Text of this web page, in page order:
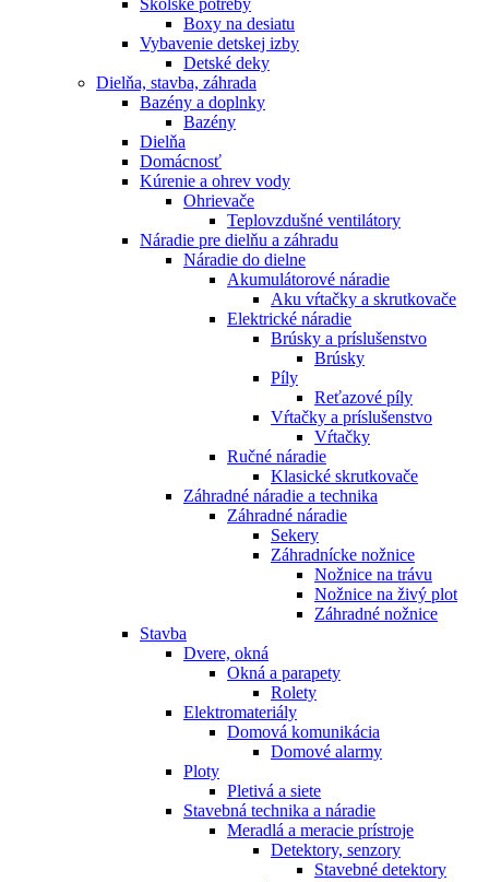
Školské potreby
Boxy na desiatu
Vybavenie detskej izby
Detské deky
Dielňa, stavba, záhrada
Bazény a doplnky
Bazény
Dielňa
Domácnosť
Kúrenie a ohrev vody
Ohrievače
Teplovzdušné ventilátory
Náradie pre dielňu a záhradu
Náradie do dielne
Akumulátorové náradie
Aku vŕtačky a skrutkovače
Elektrické náradie
Brúsky a príslušenstvo
Brúsky
Píly
Reťazové píly
Vŕtačky a príslušenstvo
Vŕtačky
Ručné náradie
Klasické skrutkovače
Záhradné náradie a technika
Záhradné náradie
Sekery
Záhradnícke nožnice
Nožnice na trávu
Nožnice na živý plot
Záhradné nožnice
Stavba
Dvere, okná
Okná a parapety
Rolety
Elektromateriály
Domová komunikácia
Domové alarmy
Ploty
Pletivá a siete
Stavebná technika a náradie
Meradlá a meracie prístroje
Detektory, senzory
Stavebné detektory